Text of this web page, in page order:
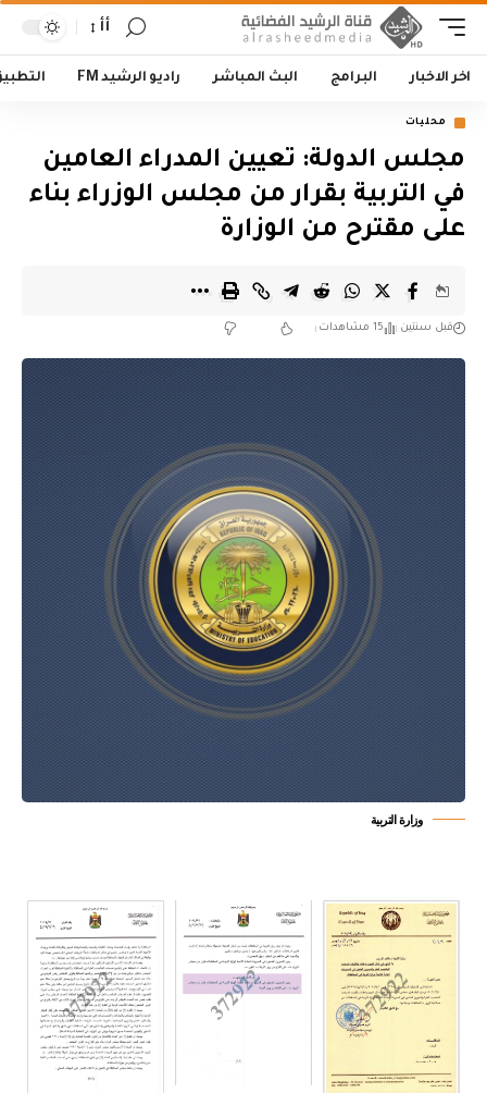
أأ
اخر الاخبار البرامج البث المباشر راديو الرشيد FM
محليات
مجلس الدولة: تعيين المدراء العامين
في التربية بقرار من مجلس الوزراء بناء
على مقترح من الوزارة
قبل سنتين 15 مشاهدات
وزارة التربية